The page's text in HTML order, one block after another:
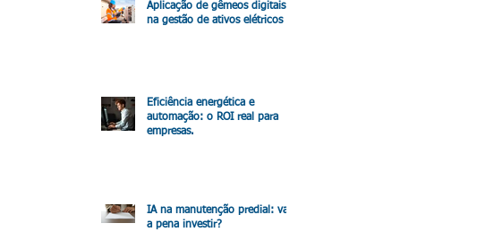
Aplicação de gêmeos digitais
na gestão de ativos elétricos
Eficiência energética e
automação: o ROI real para
empresas.
IA na manutenção predial: vale
a pena investir?